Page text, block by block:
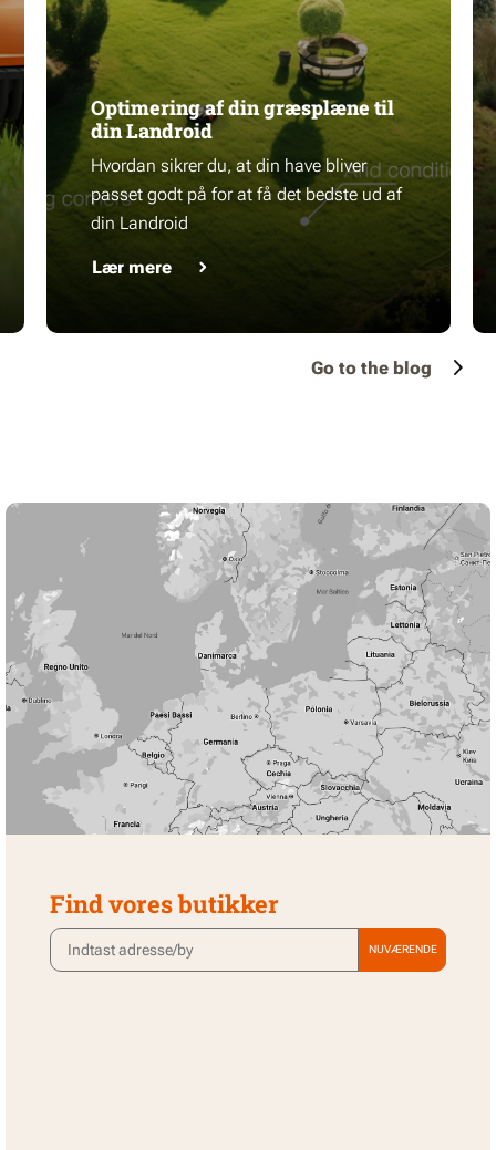
Optimering af din græsplæne til
din Landroid
Hvordan sikrer du, at din have bliver
passet godt på for at få det bedste ud af
din Landroid
Lær mere
Go to the blog
Find vores butikker
NUVÆRENDE